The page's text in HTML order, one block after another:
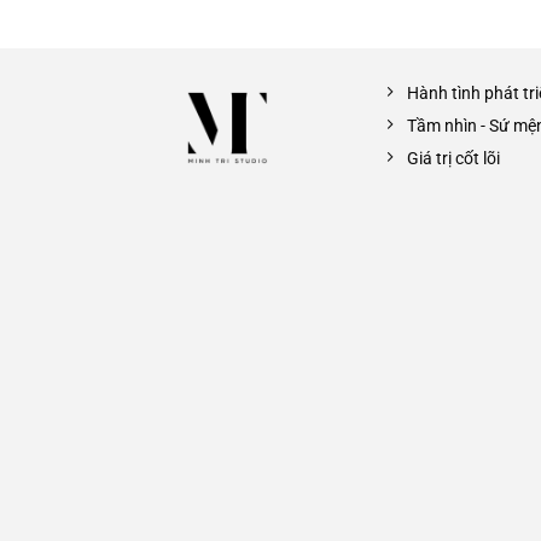
Hành tình phát
Tầm nhìn - Sứ
Giá trị cốt lõi